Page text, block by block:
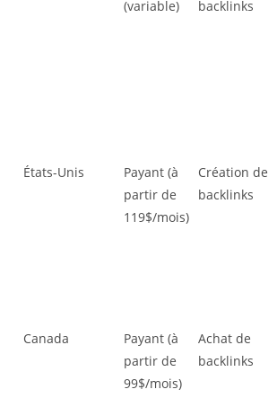
(variable)
backlinks
États-Unis
Payant (à
partir de
119$/mois)
Création de
backlinks
Canada
Payant (à
partir de
99$/mois)
Achat de
backlinks